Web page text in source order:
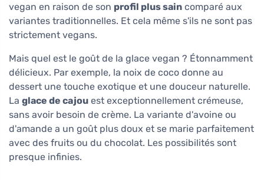
vegan en raison de son profil plus sain comparé aux
variantes traditionnelles. Et cela même s'ils ne sont pas
strictement vegans.
Mais quel est le goût de la glace vegan ? Étonnamment
délicieux. Par exemple, la noix de coco donne au
dessert une touche exotique et une douceur naturelle.
La glace de cajou est exceptionnellement crémeuse,
sans avoir besoin de crème. La variante d'avoine ou
d'amande a un goût plus doux et se marie parfaitement
avec des fruits ou du chocolat. Les possibilités sont
presque infinies.